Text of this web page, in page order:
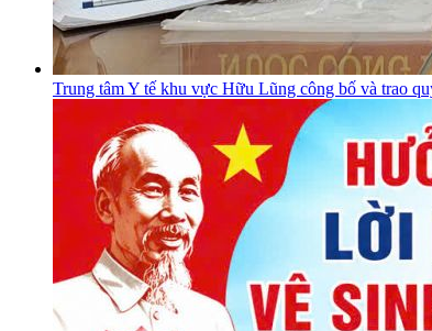
Trung tâm Y tế khu vực Hữu Lũng công bố và trao